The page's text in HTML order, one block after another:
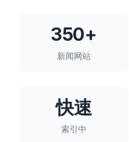
350+
新闻网站
快速
索引中